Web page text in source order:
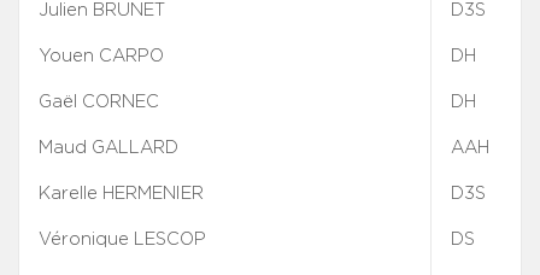
Julien BRUNET
Youen CARPO
Gaël CORNEC
Maud GALLARD
Karelle HERMENIER
Véronique LESCOP
D3S
DH
DH
AAH
D3S
DS